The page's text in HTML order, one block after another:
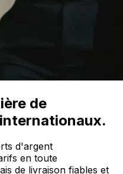
de
d'argent
en toute
de livraison fiables et